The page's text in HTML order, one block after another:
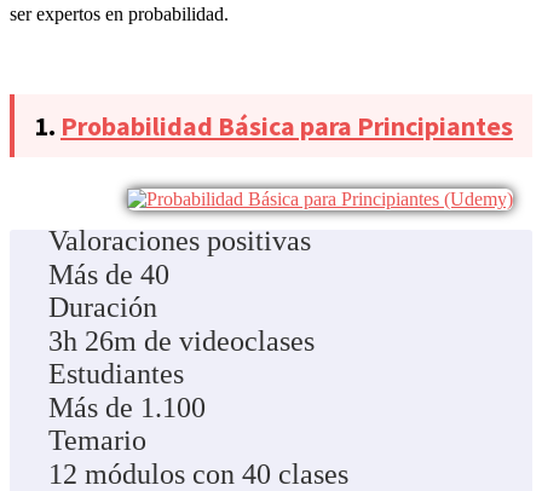
ser expertos en probabilidad.
1. Probabilidad Básica para Principiantes
Valoraciones positivas
Más de 40
Duración
3h 26m de videoclases
Estudiantes
Más de 1.100
Temario
12 módulos con 40 clases